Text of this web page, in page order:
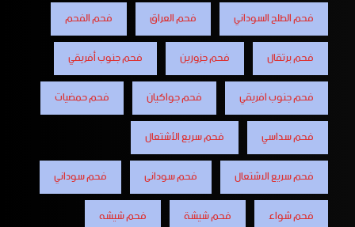
فحم الطلح السوداني
فحم العراق
فحم الفحم
فحم برتقال
فحم جزورين
فحم جنوب أفريقي
فحم جنوب افريقي
فحم جواكيان
فحم حمضيات
فحم سداسي
فحم سريع الأشتعال
فحم سريع الاشتعال
فحم سودانى
فحم سوداني
فحم شواء
فحم شيشة
فحم شيشه